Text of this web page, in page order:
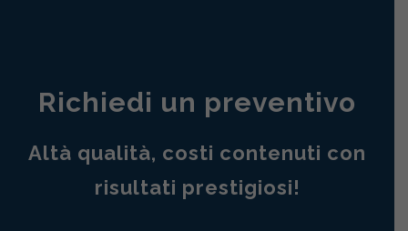
Richiedi un preventivo
Altà qualità, costi contenuti con
risultati prestigiosi!